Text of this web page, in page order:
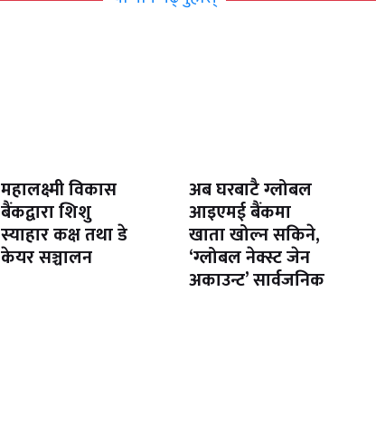
महालक्ष्मी विकास
बैंकद्वारा शिशु
स्याहार कक्ष तथा डे
केयर सञ्चालन
अब घरबाटै ग्लोबल
आइएमई बैंकमा
खाता खोल्न सकिने,
‘ग्लोबल नेक्स्ट जेन
अकाउन्ट’ सार्वजनिक